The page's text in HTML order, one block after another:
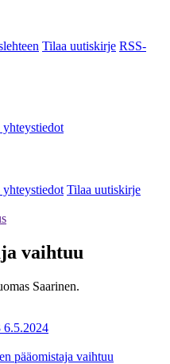
Tilaa uutiskirje RSS-
Tilaa uutiskirje
vaihtuu
Saarinen.
6.5.2024
pääomistaja vaihtuu